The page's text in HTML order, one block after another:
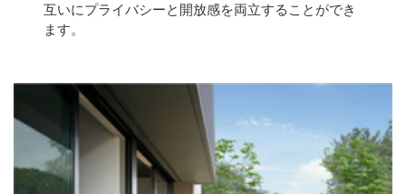
互いにプライバシーと開放感を両立することができ
ます。